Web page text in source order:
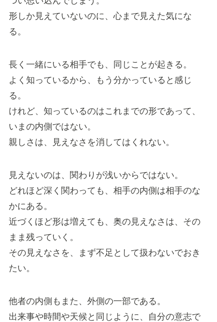
形しか見えていないのに、心まで見えた気にな
る。
長く一緒にいる相手でも、同じことが起きる。
よく知っているから、もう分かっていると感じ
る。
けれど、知っているのはこれまでの形であって、
いまの内側ではない。
親しさは、見えなさを消してはくれない。
見えないのは、関わりが浅いからではない。
どれほど深く関わっても、相手の内側は相手のな
かにある。
近づくほど形は増えても、奥の見えなさは、その
まま残っていく。
その見えなさを、まず不足として扱わないでおき
たい。
他者の内側もまた、外側の一部である。
出来事や時間や天候と同じように、自分の意志で